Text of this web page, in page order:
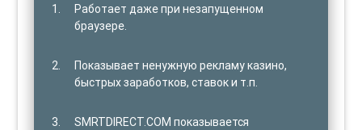
Работает даже при незапущенном
браузере.
Показывает ненужную рекламу казино,
быстрых заработков, ставок и т.п.
SMRTDIRECT.COM показывается